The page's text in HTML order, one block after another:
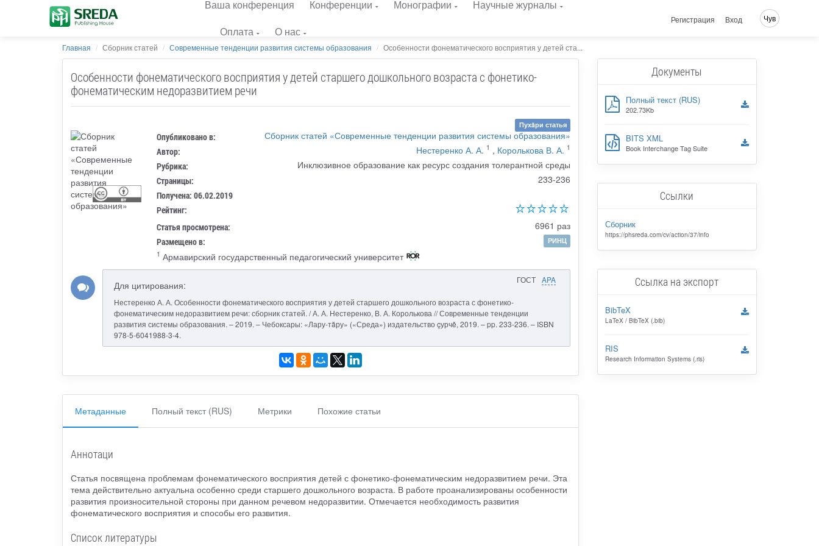
Ваша конференция Конференции Монографии
Научные журналы
Оплата
О нас
Регистрация Вход Чув
Главная Сборник статей Современные тенденции развития системы образования Особенности фонематического восприятия у детей ста...
Особенности фонематического восприятия у детей старшего дошкольного возраста с фонетико-
фонематическим недоразвитием речи
Пухăри статья
Опубликовано в: Сборник статей «Современные тенденции развития системы образования»
Автор: Нестеренко А. А. 1 , Королькова В. А. 1
Рубрика: Инклюзивное образование как ресурс создания толерантной среды
Страницы: 233-236
Получена: 06.02.2019
Рейтинг:
Статья просмотрена:
6961 раз
Размещено в:
РИНЦ
1 Армавирский государственный педагогический университет
ГОСТ APA
Для цитирования:
Нестеренко А. А. Особенности фонематического восприятия у детей старшего дошкольного возраста с фонетико-
фонематическим недоразвитием речи: сборник статей. / А. А. Нестеренко, В. А. Королькова // Современные тенденции
развития системы образования. – 2019. – Чебоксары: «Лару-тăру» («Среда») издательство çурчě, 2019. – pp. 233-236. – ISBN
978-5-6041988-3-4.
Метаданные Полный текст (RUS) Метрики Похожие статьи
Аннотаци
Статья посвящена проблемам фонематического восприятия детей с фонетико-фонематическим недоразвитием речи. Эта
тема действительно актуальна особенно среди старшего дошкольного возраста. В работе проанализированы особенности
развития произносительной стороны при данном речевом недоразвитии. Отмечается необходимость развития
фонематического восприятия и способы его развития.
Список литературы
Документы
Полный текст (RUS)
202.73Kb
BITS XML
Book Interchange Tag Suite
Ссылки
Сборник
https://phsreda.com/cv/action/37/info
Ссылка на экспорт
BibTeX
LaTeX / BibTeX (.bib)
RIS
Research Information Systems (.ris)